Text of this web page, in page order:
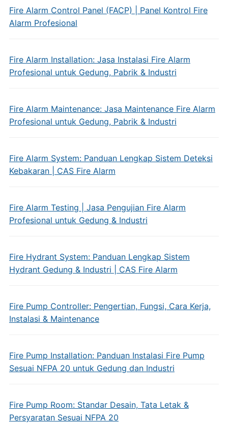
Fire Alarm Control Panel (FACP) | Panel Kontrol Fire
Alarm Profesional
Fire Alarm Installation: Jasa Instalasi Fire Alarm
Profesional untuk Gedung, Pabrik & Industri
Fire Alarm Maintenance: Jasa Maintenance Fire Alarm
Profesional untuk Gedung, Pabrik & Industri
Fire Alarm System: Panduan Lengkap Sistem Deteksi
Kebakaran | CAS Fire Alarm
Fire Alarm Testing | Jasa Pengujian Fire Alarm
Profesional untuk Gedung & Industri
Fire Hydrant System: Panduan Lengkap Sistem
Hydrant Gedung & Industri | CAS Fire Alarm
Fire Pump Controller: Pengertian, Fungsi, Cara Kerja,
Instalasi & Maintenance
Fire Pump Installation: Panduan Instalasi Fire Pump
Sesuai NFPA 20 untuk Gedung dan Industri
Fire Pump Room: Standar Desain, Tata Letak &
Persyaratan Sesuai NFPA 20